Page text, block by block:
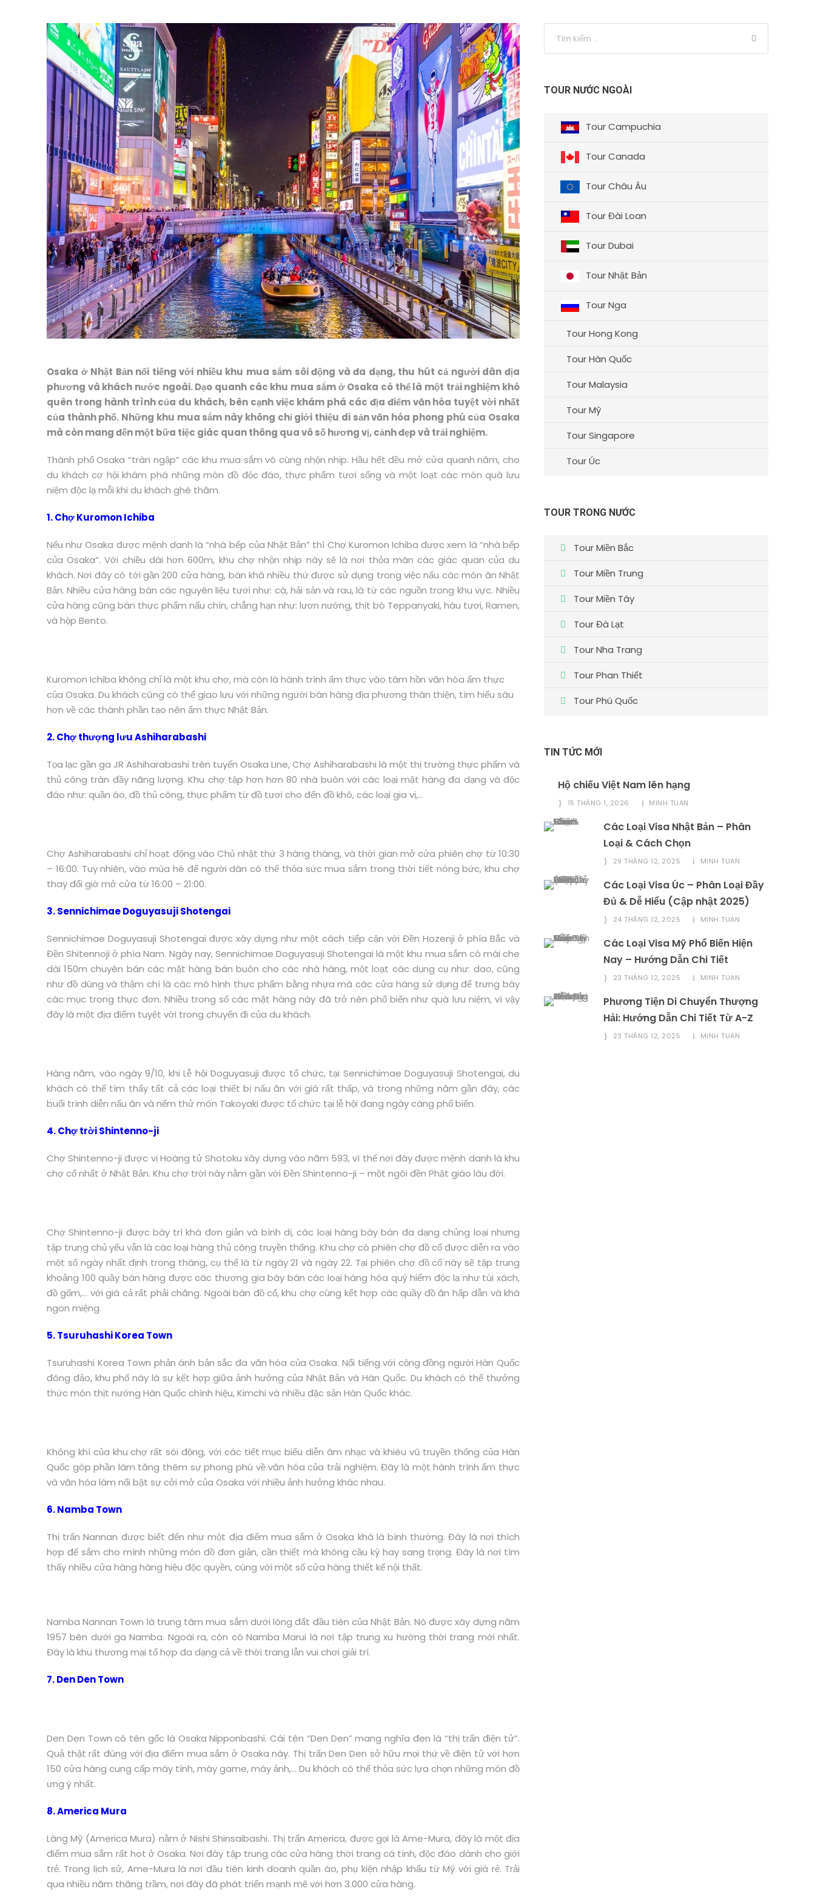
Osaka ở Nhật Bản nổi tiếng với nhiều khu mua sắm sôi động và đa dạng, thu hút cả người dân địa
phương và khách nước ngoài. Dạo quanh các khu mua sắm ở Osaka có thể là một trải nghiệm khó
quên trong hành trình của du khách, bên cạnh việc khám phá các địa điểm văn hóa tuyệt vời nhất
của thành phố. Những khu mua sắm này không chỉ giới thiệu di sản văn hóa phong phú của Osaka
mà còn mang đến một bữa tiệc giác quan thông qua vô số hương vị, cảnh đẹp và trải nghiệm.
Thành phố Osaka “tràn ngập” các khu mua sắm vô cùng nhộn nhịp. Hầu hết đều mở cửa quanh năm, cho
du khách cơ hội khám phá những món đồ độc đáo, thực phẩm tươi sống và một loạt các món quà lưu
niệm độc lạ mỗi khi du khách ghé thăm.
1. Chợ Kuromon Ichiba
Nếu như Osaka được mệnh danh là “nhà bếp của Nhật Bản” thì Chợ Kuromon Ichiba được xem là “nhà bếp
của Osaka”. Với chiều dài hơn 600m, khu chợ nhộn nhịp này sẽ là nơi thỏa mãn các giác quan của du
khách. Nơi đây có tới gần 200 cửa hàng, bán khá nhiều thứ được sử dụng trong việc nấu các món ăn Nhật
Bản. Nhiều cửa hàng bán các nguyên liệu tươi như: cá, hải sản và rau, là từ các nguồn trong khu vực. Nhiều
cửa hàng cũng bán thực phẩm nấu chín, chẳng hạn như: lươn nướng, thịt bò Teppanyaki, hàu tươi, Ramen,
và hộp Bento.
Kuromon Ichiba không chỉ là một khu chợ, mà còn là hành trình ẩm thực vào tâm hồn văn hóa ẩm thực
của Osaka. Du khách cũng có thể giao lưu với những người bán hàng địa phương thân thiện, tìm hiểu sâu
hơn về các thành phần tạo nên ẩm thực Nhật Bản.
2. Chợ thượng lưu Ashiharabashi
Tọa lạc gần ga JR Ashiharabashi trên tuyến Osaka Line, Chợ Ashiharabashi là một thị trường thực phẩm và
thủ công tràn đầy năng lượng. Khu chợ tập hơn hơn 80 nhà buôn với các loại mặt hàng đa dạng và độc
đáo như: quần áo, đồ thủ công, thực phẩm từ đồ tươi cho đến đồ khô, các loại gia vị,…
Chợ Ashiharabashi chỉ hoạt động vào Chủ nhật thứ 3 hàng tháng, và thời gian mở cửa phiên chợ từ 10:30
– 16:00. Tuy nhiên, vào mùa hè để người dân có thể thỏa sức mua sắm trong thời tiết nóng bức, khu chợ
thay đổi giờ mở cửa từ 16:00 – 21:00.
3. Sennichimae Doguyasuji Shotengai
Sennichimae Doguyasuji Shotengai được xây dựng như một cách tiếp cận với Đền Hozenji ở phía Bắc và
Đền Shitennoji ở phía Nam. Ngày nay, Sennichimae Doguyasuji Shotengai là một khu mua sắm có mái che
dài 150m chuyên bán các mặt hàng bán buôn cho các nhà hàng, một loạt các dụng cụ như: dao, cũng
như đồ dùng và thậm chí là các mô hình thực phẩm bằng nhựa mà các cửa hàng sử dụng để trưng bày
các mục trong thực đơn. Nhiều trong số các mặt hàng này đã trở nên phổ biến như quà lưu niệm, vì vậy
đây là một địa điểm tuyệt vời trong chuyến đi của du khách.
Hàng năm, vào ngày 9/10, khi Lễ hội Doguyasuji được tổ chức, tại Sennichimae Doguyasuji Shotengai, du
khách có thể tìm thấy tất cả các loại thiết bị nấu ăn với giá rất thấp, và trong những năm gần đây, các
buổi trình diễn nấu ăn và nếm thử món Takoyaki được tổ chức tại lễ hội đang ngày càng phổ biến.
4. Chợ trời Shintenno-ji
Chợ Shintenno-ji được vị Hoàng tử Shotoku xây dựng vào năm 593, vì thế nơi đây được mệnh danh là khu
chợ cổ nhất ở Nhật Bản. Khu chợ trời này nằm gần với Đền Shintenno-ji – một ngôi đền Phật giáo lâu đời.
Chợ Shintenno-ji được bày trí khá đơn giản và bình dị, các loại hàng bày bán đa dạng chủng loại nhưng
tập trung chủ yếu vẫn là các loại hàng thủ công truyền thống. Khu chợ có phiên chợ đồ cổ được diễn ra vào
một số ngày nhất định trong tháng, cụ thể là từ ngày 21 và ngày 22. Tại phiên chợ đồ cổ này sẽ tập trung
khoảng 100 quầy bán hàng được các thương gia bày bán các loại hàng hóa quý hiếm độc lạ như túi xách,
đồ gốm,… với giá cả rất phải chăng. Ngoài bán đồ cổ, khu chợ cùng kết hợp các quầy đồ ăn hấp dẫn và khá
ngon miệng.
5. Tsuruhashi Korea Town
Tsuruhashi Korea Town phản ánh bản sắc đa văn hóa của Osaka. Nổi tiếng với cộng đồng người Hàn Quốc
đông đảo, khu phố này là sự kết hợp giữa ảnh hưởng của Nhật Bản và Hàn Quốc. Du khách có thể thưởng
thức món thịt nướng Hàn Quốc chính hiệu, Kimchi và nhiều đặc sản Hàn Quốc khác.
Không khí của khu chợ rất sôi động, với các tiết mục biểu diễn âm nhạc và khiêu vũ truyền thống của Hàn
Quốc góp phần làm tăng thêm sự phong phú về văn hóa của trải nghiệm. Đây là một hành trình ẩm thực
và văn hóa làm nổi bật sự cởi mở của Osaka với nhiều ảnh hưởng khác nhau.
6. Namba Town
Thị trấn Nannan được biết đến như một địa điểm mua sắm ở Osaka khá là bình thường. Đây là nơi thích
hợp để sắm cho mình những món đồ đơn giản, cần thiết mà không cầu kỳ hay sang trọng. Đây là nơi tìm
thấy nhiều cửa hàng hàng hiệu độc quyền, cùng với một số cửa hàng thiết kế nội thất.
Namba Nannan Town là trung tâm mua sắm dưới lòng đất đầu tiên của Nhật Bản. Nó được xây dựng năm
1957 bên dưới ga Namba. Ngoài ra, còn có Namba Marui là nơi tập trung xu hướng thời trang mới nhất.
Đây là khu thương mại tổ hợp đa dạng cả về thời trang lẫn vui chơi giải trí.
7. Den Den Town
Den Den Town có tên gốc là Osaka Nipponbashi. Cái tên “Den Den” mang nghĩa đen là “thị trấn điện tử”.
Quả thật rất đúng với địa điểm mua sắm ở Osaka này. Thị trấn Den Den sở hữu mọi thứ về điện tử với hơn
150 cửa hàng cung cấp máy tính, máy game, máy ảnh,… Du khách có thể thỏa sức lựa chọn những món đồ
ưng ý nhất.
8. America Mura
Làng Mỹ (America Mura) nằm ở Nishi Shinsaibashi. Thị trấn America, được gọi là Ame-Mura, đây là một địa
điểm mua sắm rất hot ở Osaka. Nơi đây tập trung các cửa hàng thời trang cá tính, độc đáo dành cho giới
trẻ. Trong lịch sử, Ame-Mura là nơi đầu tiên kinh doanh quần áo, phụ kiện nhập khẩu từ Mỹ với giá rẻ. Trải
qua nhiều năm thăng trầm, nơi đây đã phát triển mạnh mẽ với hơn 3.000 cửa hàng.
TOUR NƯỚC NGOÀI
Tour Campuchia
Tour Canada
Tour Châu Âu
Tour Đài Loan
Tour Dubai
Tour Nhật Bản
Tour Nga
Tour Hong Kong
Tour Hàn Quốc
Tour Malaysia
Tour Mỹ
Tour Singapore
Tour Úc
TOUR TRONG NƯỚC
Tour Miền Bắc
Tour Miền Trung
Tour Miền Tây
Tour Đà Lạt
Tour Nha Trang
Tour Phan Thiết
Tour Phú Quốc
TIN TỨC MỚI
Hộ chiếu Việt Nam lên hạng
15 THÁNG 1, 2026 MINH TUAN
Các Loại Visa Nhật Bản – Phân
Loại & Cách Chọn
29 THÁNG 12, 2025 MINH TUAN
Các Loại Visa Úc – Phân Loại Đầy
Đủ & Dễ Hiểu (Cập nhật 2025)
24 THÁNG 12, 2025 MINH TUAN
Các Loại Visa Mỹ Phổ Biến Hiện
Nay – Hướng Dẫn Chi Tiết
23 THÁNG 12, 2025 MINH TUAN
Phương Tiện Di Chuyển Thượng
Hải: Hướng Dẫn Chi Tiết Từ A-Z
23 THÁNG 12, 2025 MINH TUAN